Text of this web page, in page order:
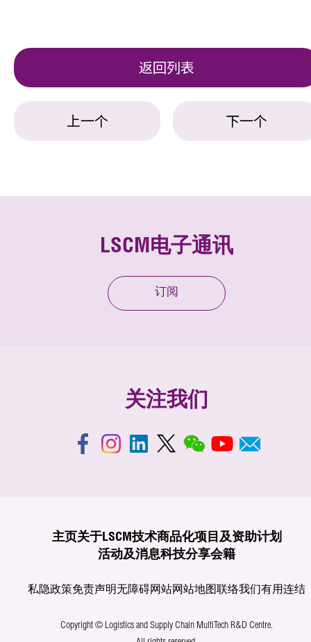
返回列表
上一个 下一个
LSCM电子通讯
订阅
关注我们
主页关于LSCM技术商品化项目及资助计划
活动及消息科技分享会籍
私隐政策免责声明无障碍网站网站地图联络我们有用连结
Copyright © Logistics and Supply Chain MultiTech R&D Centre.